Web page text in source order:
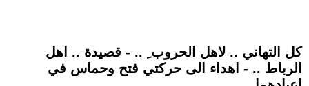
كل التهاني .. لاهل الحروب ِ .. - قصيدة .. اهل
الرباط .. - اهداء الى حركتي فتح وحماس في